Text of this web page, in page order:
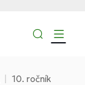
10. ročník